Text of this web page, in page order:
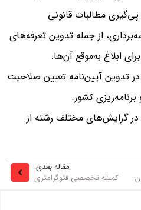
مطالبات قانونی
از جمله تدوین تعرفه‌های
ابلاغ به‌موقع آن‌ها.
تدوین آیین‌نامه تعیین صلاحیت
کشور.
در گرایش‌های مختلف رشته از
مقاله بعدی:
کمیته تخصصی فتوگرامتری